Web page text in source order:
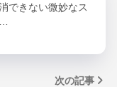
できない微妙なス
次の記事